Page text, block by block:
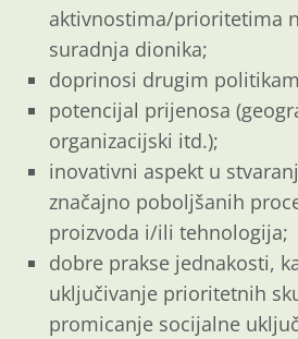
aktivnostima/prioritetima
suradnja dionika;
doprinosi drugim
potencijal prijenosa
organizacijski itd.);
inovativni aspekt u
značajno poboljšanih
proizvoda i/ili tehnologija;
dobre prakse jednakosti,
uključivanje prioritetnih
promicanje socijalne